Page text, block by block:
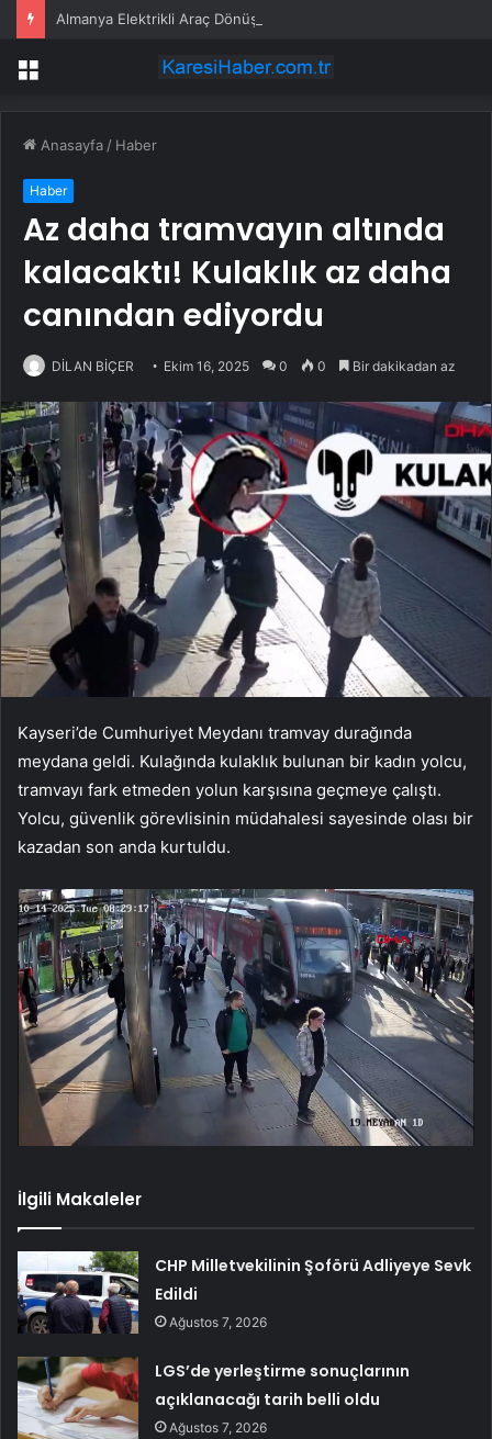
Almanya Elektrikli Araç Dönüşümünde Krizle Karşı Karşıya
Menü
Anasayfa / Haber
Haber
Az daha tramvayın altında
kalacaktı! Kulaklık az daha
canından ediyordu
DİLAN BİÇER Ekim 16, 2025 0 0 Bir dakikadan az
Kayseri’de Cumhuriyet Meydanı tramvay durağında
meydana geldi. Kulağında kulaklık bulunan bir kadın yolcu,
tramvayı fark etmeden yolun karşısına geçmeye çalıştı.
Yolcu, güvenlik görevlisinin müdahalesi sayesinde olası bir
kazadan son anda kurtuldu.
İlgili Makaleler
CHP Milletvekilinin Şoförü Adliyeye Sevk
Edildi
Ağustos 7, 2026
LGS’de yerleştirme sonuçlarının
açıklanacağı tarih belli oldu
Ağustos 7, 2026